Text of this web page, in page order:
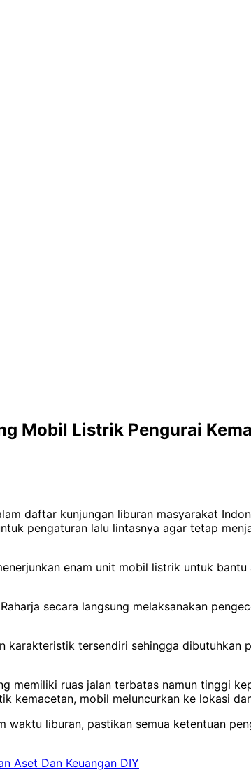
Mobil Listrik Pengurai
daftar kunjungan liburan masyarakat
pengaturan lalu lintasnya agar tetap
enam unit mobil listrik untuk
secara langsung melaksanakan
tersendiri sehingga dibutuhkan
memiliki ruas jalan terbatas namun tinggi
kemacetan, mobil meluncurkan ke lokasi
liburan, pastikan semua ketentuan
Aset Dan Keuangan DIY